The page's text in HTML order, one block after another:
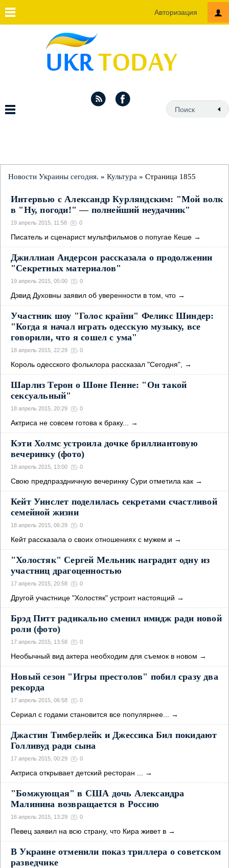
Авторизация
Новости Украины сегодня. » Культура » Страница 1855
Интервью с Александр Курляндским: "Мой волк
в "Ну, погоди!" — полнейший неудачник"
19 апрель 2015, 11:58 0
Писатель и сценарист мультфильмов о попугае Кеше →
Джиллиан Андерсон рассказала о продолжении
"Секретных материалов"
19 апрель 2015, 05:00 0
Дэвид Духовны заявил об уверенности в том, что →
Участник шоу "Голос країни" Феликс Шиндер:
"Когда я начал играть одесскую музыку, все
говорили, что я сошел с ума"
18 апрель 2015, 22:29 0
Король одесского фольклора рассказал "Сегодня", →
Шарлиз Терон о Шоне Пенне: "Он такой
сексуальный"
18 апрель 2015, 20:29 0
Актриса не совсем готова к браку... →
Кэти Холмс устроила дочке бриллиантовую
вечеринку (фото)
18 апрель 2015, 13:00 0
Свою предпраздничную вечеринку Сури отметила как →
Кейт Уинслет поделилась секретами счастливой
семейной жизни
18 апрель 2015, 06:29 0
Кейт рассказала о своих отношениях с мужем и →
"Холостяк" Сергей Мельник наградит одну из
участниц драгоценностью
17 апрель 2015, 20:58 0
Другой участнице "Холостяк" устроит настоящий →
Брэд Питт радикально сменил имидж ради новой
роли (фото)
17 апрель 2015, 13:58 0
Необычный вид актера необходим для съемок в новом →
Новый сезон "Игры престолов" побил сразу два
рекорда
17 апрель 2015, 06:58 0
Сериал с годами становится все популярнее... →
Джастин Тимберлейк и Джессика Бил покидают
Голливуд ради сына
17 апрель 2015, 00:29 0
Актриса открывает детский ресторан ... →
"Бомжующая" в США дочь Александра
Малинина возвращается в Россию
16 апрель 2015, 13:29 0
Певец заявил на всю страну, что Кира живет в →
В Украине отменили показ триллера о советском
разведчике